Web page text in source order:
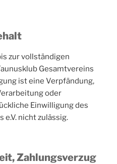
zur vollständigen
Gesamtvereins
ist eine Verpfändung,
oder
Einwilligung des
e.V. nicht zulässig.
Zahlungsverzug